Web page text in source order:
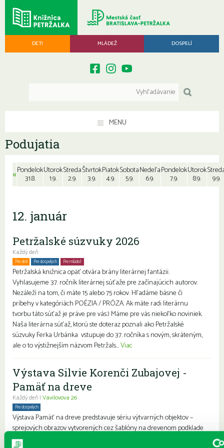
DETI MLÁDEŽ DOSPELÍ
MENU
Podujatia
«Pondelok
31.8.
Utorok
1.9.
Streda
2.9.
Štvrtok
3.9.
Piatok
4.9.
Sobota
5.9.
Nedeľa
6.9.
Pondelok
7.9.
Utorok
8.9. 9.9.
12. január
Petržalské súzvuky 2026
Každý deň
Pre deti Pre dospelých Pre mládež
Petržalská knižnica opäť otvára brány literárnej fantázii.
Vyhlasujeme 37. ročník literárnej súťaže pre začínajúcich autorov.
Nezáleží na tom, či máte 15 alebo 75 rokov. Hľadáme básne či
príbehy v kategóriách POÉZIA / PRÓZA. Ak máte radi literárnu
tvorbu táto súťaž je práve pre vás:) Máme pre vás niekoľko noviniek.
Naša literárna súťaž, ktorú ste doteraz poznali ako Petržalské
súzvuky Ferka Urbánka vstupuje do 37. ročníka s novým, skráteným,
ale o to výstižnejším názvom Petržals...Viac
Výstava Silvie Korenči Zubajovej -
Pamäť na dreve
Každý deň | Vavilovova 26
Pre dospelých
Výstava Pamäť na dreve predstavuje sériu výtvarných objektov –
sprejových obrazov vytvorených cez šablóny na drevenom podklade
preglejky. Ide o osobnú výpoveď autorky, ktorá cez každodenné